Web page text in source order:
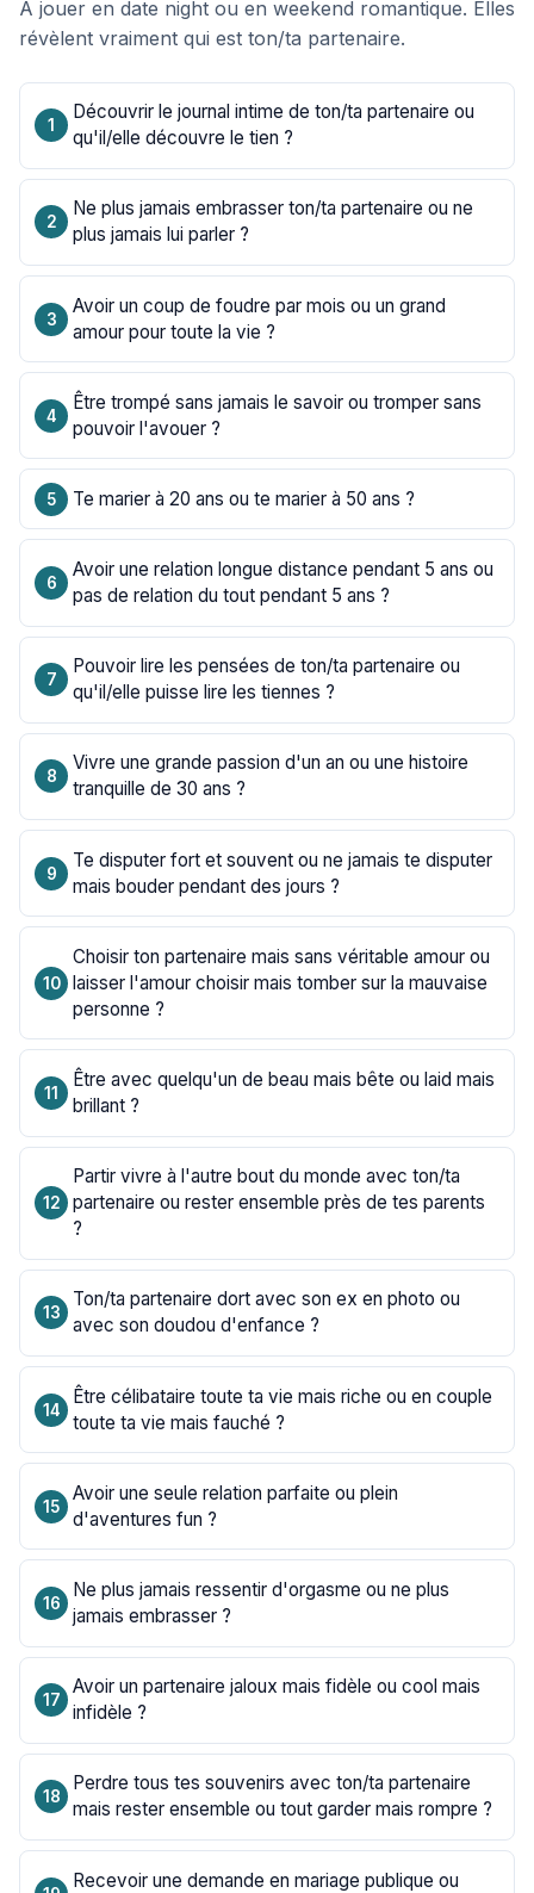
À jouer en date night ou en weekend romantique. Elles
révèlent vraiment qui est ton/ta partenaire.
Découvrir le journal intime de ton/ta partenaire ou
qu'il/elle découvre le tien ?
Ne plus jamais embrasser ton/ta partenaire ou ne
plus jamais lui parler ?
Avoir un coup de foudre par mois ou un grand
amour pour toute la vie ?
Être trompé sans jamais le savoir ou tromper sans
pouvoir l'avouer ?
Te marier à 20 ans ou te marier à 50 ans ?
Avoir une relation longue distance pendant 5 ans ou
pas de relation du tout pendant 5 ans ?
Pouvoir lire les pensées de ton/ta partenaire ou
qu'il/elle puisse lire les tiennes ?
Vivre une grande passion d'un an ou une histoire
tranquille de 30 ans ?
Te disputer fort et souvent ou ne jamais te disputer
mais bouder pendant des jours ?
Choisir ton partenaire mais sans véritable amour ou
laisser l'amour choisir mais tomber sur la mauvaise
personne ?
Être avec quelqu'un de beau mais bête ou laid mais
brillant ?
Partir vivre à l'autre bout du monde avec ton/ta
partenaire ou rester ensemble près de tes parents
?
Ton/ta partenaire dort avec son ex en photo ou
avec son doudou d'enfance ?
Être célibataire toute ta vie mais riche ou en couple
toute ta vie mais fauché ?
Avoir une seule relation parfaite ou plein
d'aventures fun ?
Ne plus jamais ressentir d'orgasme ou ne plus
jamais embrasser ?
Avoir un partenaire jaloux mais fidèle ou cool mais
infidèle ?
Perdre tous tes souvenirs avec ton/ta partenaire
mais rester ensemble ou tout garder mais rompre ?
Recevoir une demande en mariage publique ou